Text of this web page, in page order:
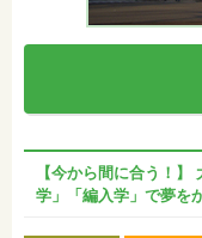
【今から間に合う！
学」「編入学」で夢を